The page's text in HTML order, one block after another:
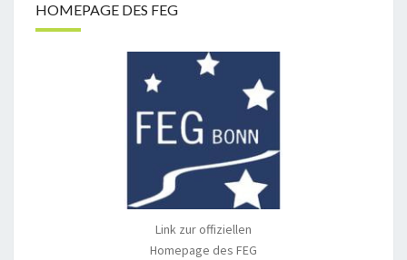
HOMEPAGE DES FEG
Link zur offiziellen
Homepage des FEG